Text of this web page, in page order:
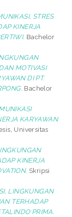
STRES
KINERJA
Bachelor
MOTIVASI
DI PT.
Bachelor
KARYAWAN
Universitas
KINERJA
Skripsi
LINGKUNGAN
TERHADAP
PRIMA.